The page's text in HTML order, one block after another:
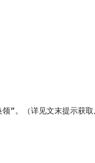
”。（详见文末提示获取